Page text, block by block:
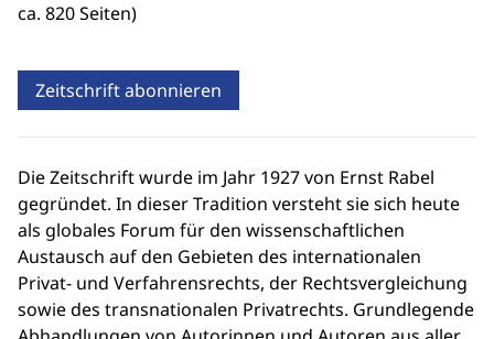
ca. 820 Seiten)
Zeitschrift abonnieren
Die Zeitschrift wurde im Jahr 1927 von Ernst Rabel
gegründet. In dieser Tradition versteht sie sich heute
als globales Forum für den wissenschaftlichen
Austausch auf den Gebieten des internationalen
Privat- und Verfahrensrechts, der Rechtsvergleichung
sowie des transnationalen Privatrechts. Grundlegende